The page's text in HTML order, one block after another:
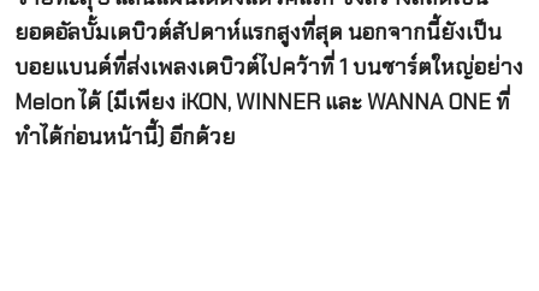
ยอดอัลบั้มเดบิวต์สัปดาห์แรกสูงที่สุด นอกจากนี้ยังเป็น
บอยแบนด์ที่ส่งเพลงเดบิวต์ไปคว้าที่ 1 บนชาร์ตใหญ่อย่าง
Melon ได้ (มีเพียง iKON, WINNER และ WANNA ONE ที่
ทำได้ก่อนหน้านี้) อีกด้วย